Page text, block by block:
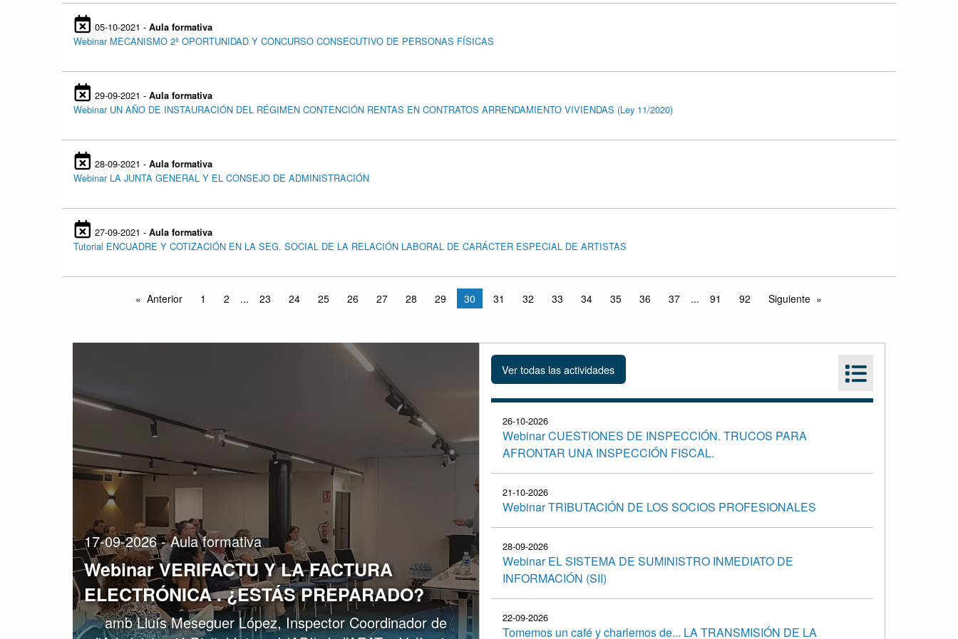
05-10-2021 - Aula formativa
Webinar MECANISMO 2ª OPORTUNIDAD Y CONCURSO CONSECUTIVO DE PERSONAS FÍSICAS
29-09-2021 - Aula formativa
Webinar UN AÑO DE INSTAURACIÓN DEL RÉGIMEN CONTENCIÓN RENTAS EN CONTRATOS ARRENDAMIENTO VIVIENDAS (Ley 11/2020)
28-09-2021 - Aula formativa
Webinar LA JUNTA GENERAL Y EL CONSEJO DE ADMINISTRACIÓN
27-09-2021 - Aula formativa
Tutorial ENCUADRE Y COTIZACIÓN EN LA SEG. SOCIAL DE LA RELACIÓN LABORAL DE CARÁCTER ESPECIAL DE ARTISTAS
Anterior 1 2 ... 23 24 25 26 27 28 29 30 31 32 33 34 35 36 37 ... 91 92 Siguiente
17-09-2026 - Aula formativa
Webinar VERIFACTU Y LA FACTURA
ELECTRÓNICA . ¿ESTÁS PREPARADO?
amb Lluís Meseguer López, Inspector Coordinador de
26-10-2026
Webinar CUESTIONES DE INSPECCIÓN. TRUCOS PARA
AFRONTAR UNA INSPECCIÓN FISCAL.
21-10-2026
Webinar TRIBUTACIÓN DE LOS SOCIOS PROFESIONALES
28-09-2026
Webinar EL SISTEMA DE SUMINISTRO INMEDIATO DE
INFORMACIÓN (SII)
22-09-2026
Tomemos un café y charlemos de... LA TRANSMISIÓN DE LA